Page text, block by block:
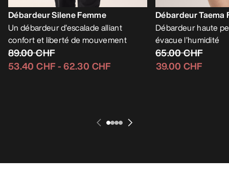
Débardeur Silene Femme
Un débardeur d’escalade alliant
confort et liberté de mouvement
89.00 CHF
53.40 CHF-62.30 CHF
Débardeur Taema
Débardeur haute
évacue l’humidité
65.00 CHF
39.00 CHF